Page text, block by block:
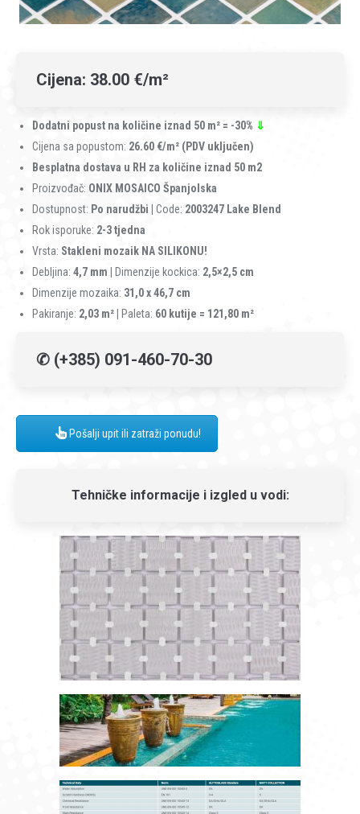
Cijena: 38.00 €/m²
Dodatni popust na količine iznad 50 m² = -30% ⇓
Cijena sa popustom: 26.60 €/m² (PDV uključen)
Besplatna dostava u RH za količine iznad 50 m2
Proizvođač: ONIX MOSAICO Španjolska
Dostupnost: Po narudžbi | Code: 2003247 Lake Blend
Rok isporuke: 2-3 tjedna
Vrsta: Stakleni mozaik NA SILIKONU!
Debljina: 4,7 mm | Dimenzije kockica: 2,5×2,5 cm
Dimenzije mozaika: 31,0 x 46,7 cm
Pakiranje: 2,03 m² | Paleta: 60 kutije = 121,80 m²
✆ (+385) 091-460-70-30
Pošalji upit ili zatraži ponudu!
Tehničke informacije i izgled u vodi: